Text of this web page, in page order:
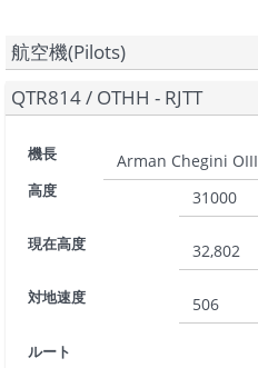
航空機(Pilots)
QTR814/ OTHH - RJTT
機長 Arman Chegini OIII
高度 31000
現在高度 32,802
対地速度 506
ルート